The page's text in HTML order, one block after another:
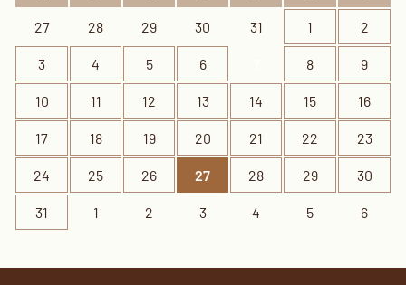
27 28 29 30 31 1 2
3 4 5 6 8 9
10 11 12 13 14 15 16
17 18 19 20 21 22 23
24 25 26 27 28 29 30
31 1 2 3 4 5 6